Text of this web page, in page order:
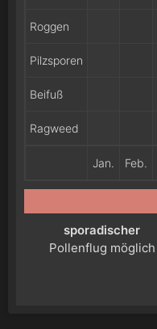
Jan. Feb.
Roggen
Pilzsporen
Beifuß
Ragweed
sporadischer
Pollenflug möglich